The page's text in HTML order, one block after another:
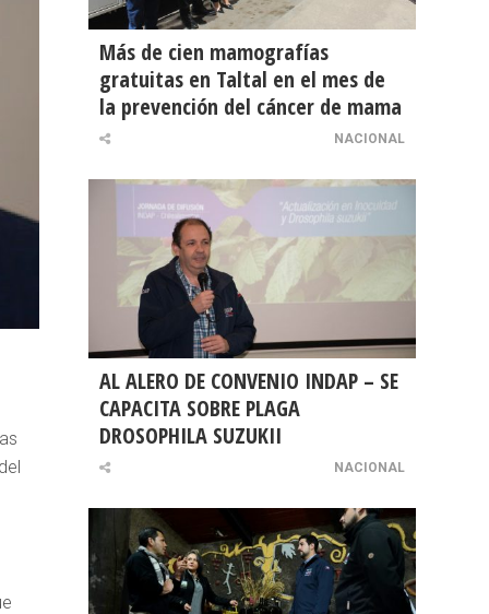
Más de cien mamografías
gratuitas en Taltal en el mes de
la prevención del cáncer de mama
NACIONAL
AL ALERO DE CONVENIO INDAP – SE
CAPACITA SOBRE PLAGA
DROSOPHILA SUZUKII
NACIONAL